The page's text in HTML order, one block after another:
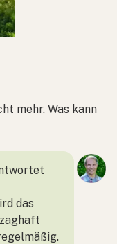
mehr. Was kann
das